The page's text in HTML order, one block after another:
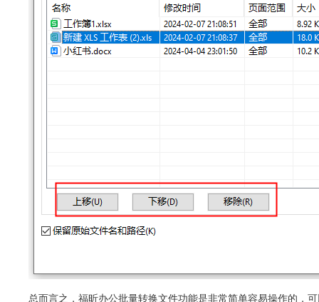
总而言之，福昕办公批量转换文件功能是非常简单容易操作的，